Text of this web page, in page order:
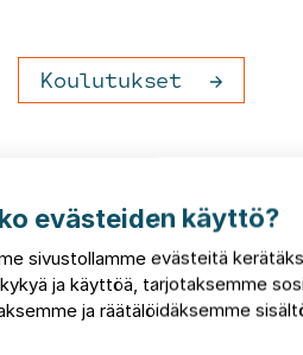
Koulutukset
ja uutisia
evästeiden käyttö?
sivustollamme evästeitä
ja käyttöä, tarjotaksemme
ja räätälöidäksemme